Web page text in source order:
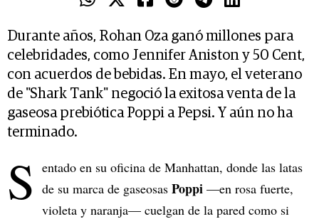
Durante años, Rohan Oza ganó millones para
celebridades, como Jennifer Aniston y 50 Cent,
con acuerdos de bebidas. En mayo, el veterano
de "Shark Tank" negoció la exitosa venta de la
gaseosa prebiótica Poppi a Pepsi. Y aún no ha
terminado.
S entado en su oficina de Manhattan, donde las latas
de su marca de gaseosas Poppi —en rosa fuerte,
violeta y naranja— cuelgan de la pared como si